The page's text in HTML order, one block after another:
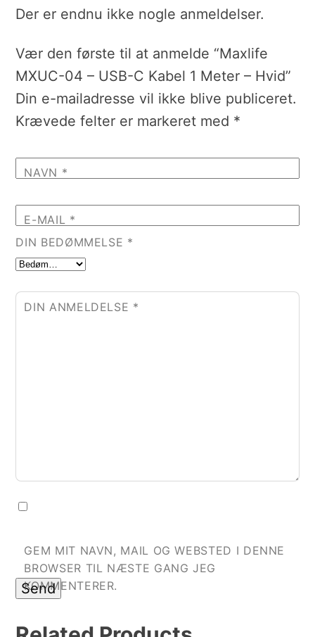
Der er endnu ikke nogle anmeldelser.
Vær den første til at anmelde “Maxlife
MXUC-04 – USB-C Kabel 1 Meter – Hvid”
Din e-mailadresse vil ikke blive publiceret.
Krævede felter er markeret med *
NAVN *
E-MAIL *
DIN BEDØMMELSE *
DIN ANMELDELSE *
GEM MIT NAVN, MAIL OG WEBSTED I DENNE
BROWSER TIL NÆSTE GANG JEG
KOMMENTERER.